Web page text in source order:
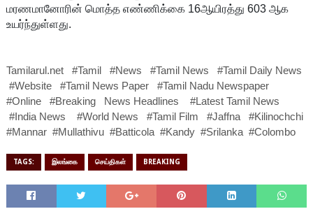
மரணமானோரின் மொத்த எண்ணிக்கை 16ஆயிரத்து 603 ஆக
உயர்ந்துள்ளது.
Tamilarul.net #Tamil #News #Tamil News #Tamil Daily News
#Website #Tamil News Paper #Tamil Nadu Newspaper
#Online #Breaking News Headlines #Latest Tamil News
#India News #World News #Tamil Film #Jaffna #Kilinochchi
#Mannar #Mullathivu #Batticola #Kandy #Srilanka #Colombo
TAGS: இலங்கை செய்திகள் BREAKING